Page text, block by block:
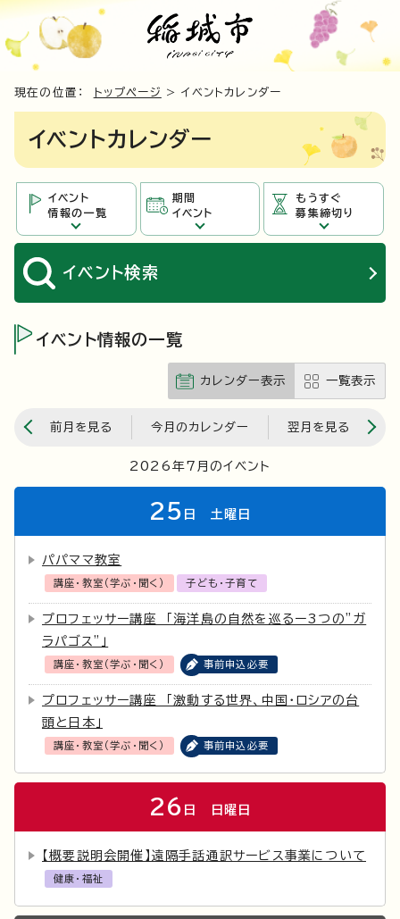
現在の位置： トップページ > イベントカレンダー
イベントカレンダー
イベント
情報の一覧
期間
イベント
もうすぐ
募集締切り
イベント検索
イベント情報の一覧
カレンダー表示 一覧表示
前月を見る 今月のカレンダー 翌月を見る
2026年7月のイベント
25 日 土曜日
パパママ教室
講座・教室（学ぶ・聞く） 子ども・子育て
プロフェッサー講座 「海洋島の自然を巡るー3つの”ガ
ラパゴス”」
講座・教室（学ぶ・聞く） 事前申込必要
プロフェッサー講座 「激動する世界、中国・ロシアの台
頭と日本」
講座・教室（学ぶ・聞く） 事前申込必要
26 日 日曜日
【概要説明会開催】遠隔手話通訳サービス事業について
健康・福祉